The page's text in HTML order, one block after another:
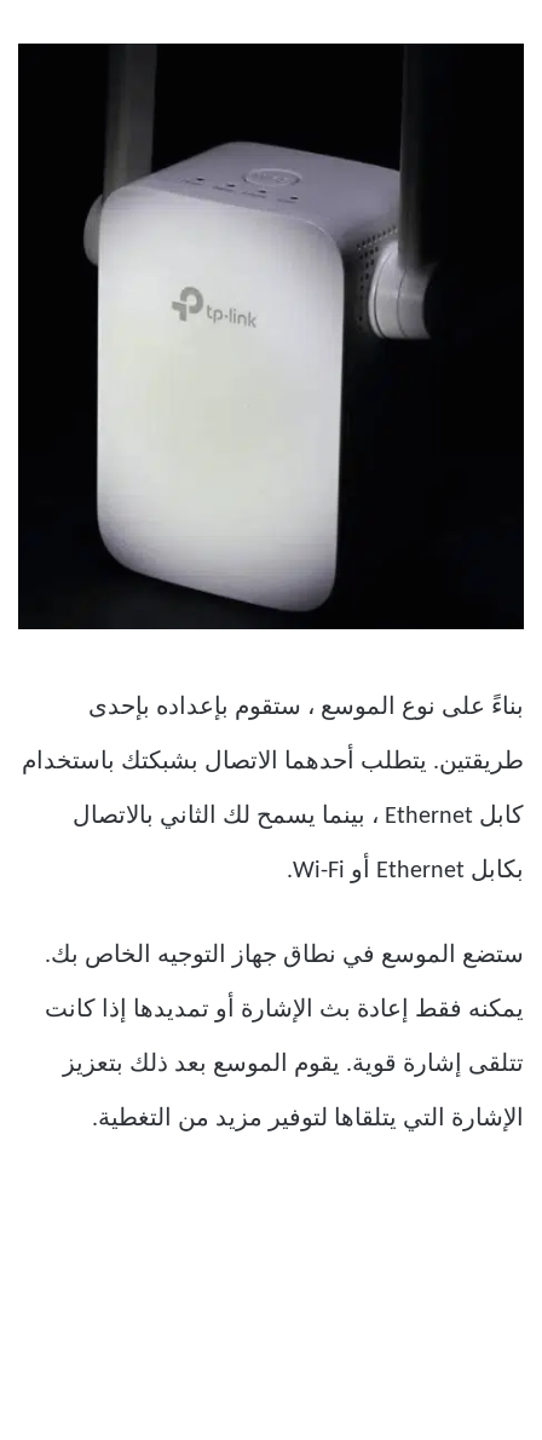
بناءً على نوع الموسع ، ستقوم بإعداده بإحدى
طريقتين. يتطلب أحدهما الاتصال بشبكتك باستخدام
كابل Ethernet ، بينما يسمح لك الثاني بالاتصال
بكابل Ethernet أو Wi-Fi.
ستضع الموسع في نطاق جهاز التوجيه الخاص بك.
يمكنه فقط إعادة بث الإشارة أو تمديدها إذا كانت
تتلقى إشارة قوية. يقوم الموسع بعد ذلك بتعزيز
الإشارة التي يتلقاها لتوفير مزيد من التغطية.